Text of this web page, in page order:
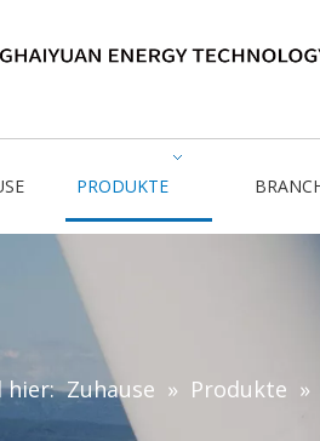
PRODUKTE
hier: Zuhause » Produkte »